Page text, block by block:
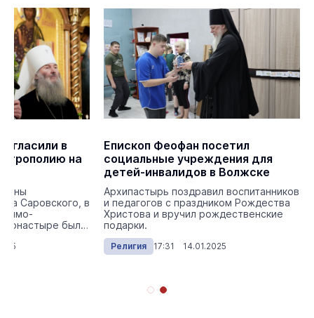
в
на
Саровского, в
монастыре было
Епископ Феофан посетил
социальные учреждения для
детей-инвалидов в Волжске
Архипастырь поздравил воспитанников
и педагогов с праздником Рождества
Христова и вручил рождественские
подарки.
Религия 17:31 14.01.2025